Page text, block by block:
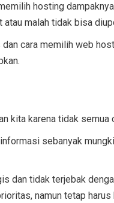
hosting
malah tidak bisa
cara memilih web
kita karena tidak semua
sebanyak
dan tidak terjebak
namun tetap